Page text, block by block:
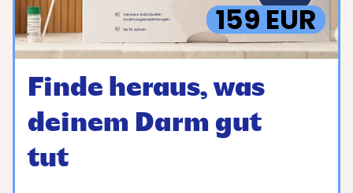
159 EUR
Finde heraus, was
deinem Darm gut
tut